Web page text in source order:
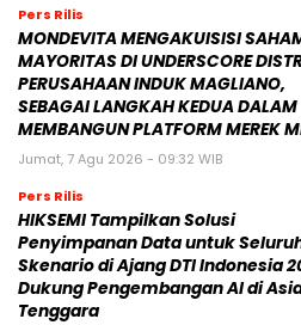
Pers Rilis
MONDEVITA MENGAKUISISI
MAYORITAS DI UNDERSCORE
PERUSAHAAN INDUK MAGLIANO,
SEBAGAI LANGKAH KEDUA DALAM
MEMBANGUN PLATFORM MEREK
Jumat, 7 Agu 2026 - 09:32 WIB
Pers Rilis
HIKSEMI Tampilkan Solusi
Penyimpanan Data untuk
Skenario di Ajang DTI Indonesia
Dukung Pengembangan AI di
Tenggara